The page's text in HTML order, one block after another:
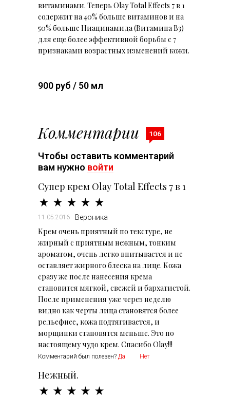
витаминами. Теперь Olay Total Effects 7 в 1
содержит на 40% больше витаминов и на
50% больше Ниацинамида (Витамина В3)
для еще более эффективной борьбы с 7
признаками возрастных изменений кожи.
900 руб / 50 мл
Комментарии 106
Чтобы оставить комментарий
вам нужно войти
Супер крем Olay Total Effects 7 в 1
11.05.2016 Вероника
Крем очень приятный по текстуре, не
жирный с приятным нежным, тонким
ароматом, очень легко впитывается и не
оставляет жирного блеска на лице. Кожа
сразу же после нанесения крема
становится мягкой, свежей и бархатистой.
После применения уже через неделю
видно как черты лица становятся более
рельефнее, кожа подтягивается, и
морщинки становятся меньше. Это по
Комментарий был полезен? Да Нет
Нежный.